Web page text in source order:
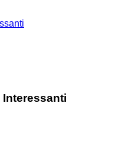
Interessanti